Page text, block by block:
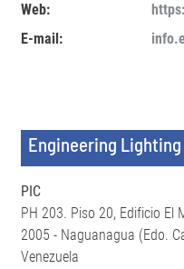
Web:
E-mail:
Engineering
PIC
PH 203. Piso 20, Edificio El
2005 - Naguanagua (Edo.
Venezuela